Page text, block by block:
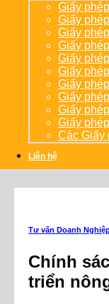
Giấy
Giấy
Giấy
Giấy
Giấy
Giấy
Giấy
Giấy
Giấy
Giấy
Các Giấy
Liên hệ
Tư vấn Doanh
Chính
triển